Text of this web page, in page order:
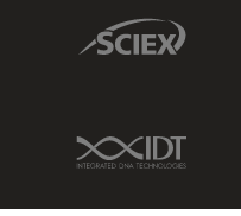
Sciex Link
IDT Link